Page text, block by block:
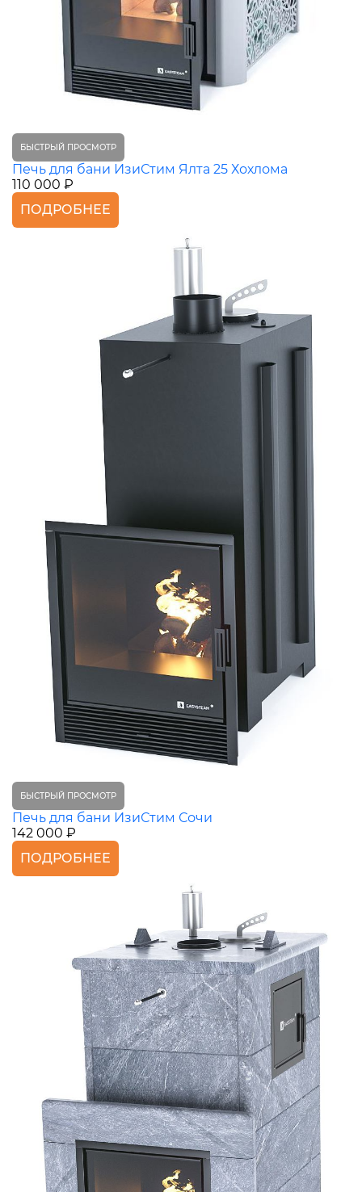
БЫСТРЫЙ ПРОСМОТР
Печь для бани ИзиСтим Ялта 25 Хохлома
110 000 ₽
ПОДРОБНЕЕ
БЫСТРЫЙ ПРОСМОТР
Печь для бани ИзиСтим Сочи
142 000 ₽
ПОДРОБНЕЕ